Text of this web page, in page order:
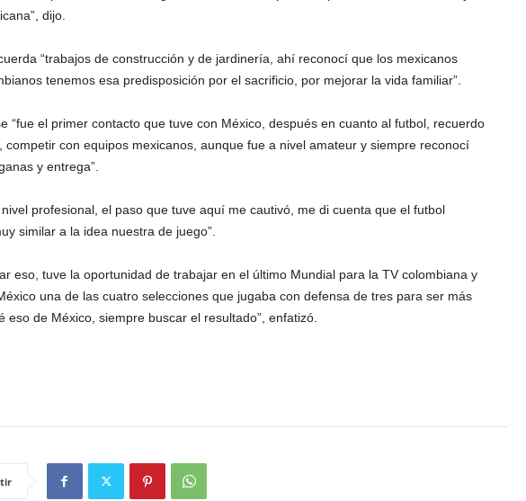
dijo.
“trabajos de construcción y de jardinería, ahí reconocí que los mexicanos
tenemos esa predisposición por el sacrificio, por mejorar la vida familiar”.
“fue el primer contacto que tuve con México, después en cuanto al futbol, recuerdo
competir con equipos mexicanos, aunque fue a nivel amateur y siempre reconocí
y entrega”.
nivel profesional, el paso que tuve aquí me cautivó, me di cuenta que el futbol
similar a la idea nuestra de juego”.
eso, tuve la oportunidad de trabajar en el último Mundial para la TV colombiana y
una de las cuatro selecciones que jugaba con defensa de tres para ser más
eso de México, siempre buscar el resultado”, enfatizó.